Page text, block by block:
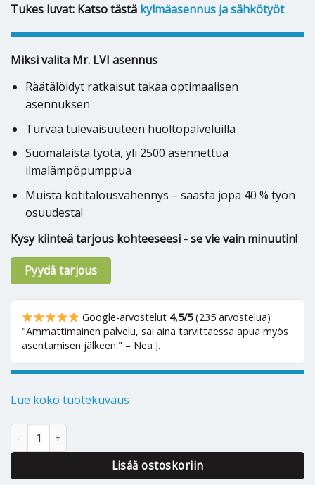
Tukes luvat: Katso tästä kylmäasennus ja sähkötyöt
Miksi valita Mr. LVI asennus
Räätälöidyt ratkaisut takaa optimaalisen
asennuksen
Turvaa tulevaisuuteen huoltopalveluilla
Suomalaista työtä, yli 2500 asennettua
ilmalämpöpumppua
Muista kotitalousvähennys – säästä jopa 40 % työn
osuudesta!
Kysy kiinteä tarjous kohteeseesi - se vie vain minuutin!
Google-arvostelut 4,5/5(235 arvostelua)
"Ammattimainen palvelu, sai aina tarvittaessa apua myös
asentamisen jälkeen." – Nea J.
Pyydä tarjous
Lue koko tuotekuvaus
Ilmalämpöpumppu Mitsubishi Heavy Aisu 45 määrä
Lisää ostoskoriin
Alternative: